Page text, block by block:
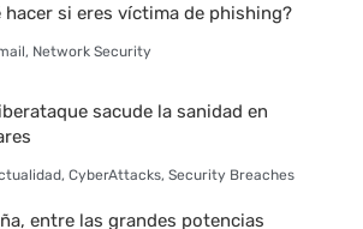
hacer si eres víctima de phishing?
, Network Security
sacude la sanidad en
,CyberAttacks,Security Breaches
entre las grandes potencias